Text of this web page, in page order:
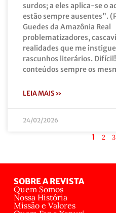
surdos; a eles aplica-se o
estão sempre ausentes”.
Guedes da Amazônia Real
problematizadores,
realidades que me
rascunhos literários.
conteúdos sempre os
LEIA MAIS »
24/02/2026
1 2 3
SOBRE A REVISTA
Quem Somos
Nossa História
Missão e Valores